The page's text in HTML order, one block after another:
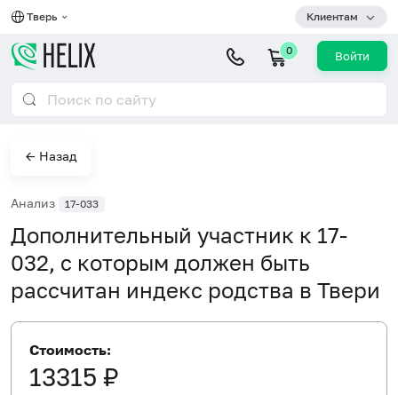
Тверь Клиентам
0 Войти
← Назад
Анализ 17-033
Дополнительный участник к 17-
032, с которым должен быть
рассчитан индекс родства в Твери
Стоимость:
13315 ₽